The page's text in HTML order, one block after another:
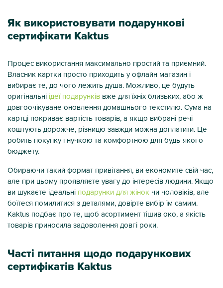
Як використовувати подарункові
сертифікати Kaktus
Процес використання максимально простий та приємний.
Власник картки просто приходить у офлайн магазин і
вибирає те, до чого лежить душа. Можливо, це будуть
оригінальні ідеї подарунків вже для їхніх близьких, або ж
довгоочікуване оновлення домашнього текстилю. Сума на
картці покриває вартість товарів, а якщо вибрані речі
коштують дорожче, різницю завжди можна доплатити. Це
робить покупку гнучкою та комфортною для будь-якого
бюджету.
Обираючи такий формат привітання, ви економите свій час,
але при цьому проявляєте увагу до інтересів людини. Якщо
ви шукаєте ідеальні подарунки для жінок чи чоловіків, але
боїтеся помилитися з деталями, довірте вибір їм самим.
Kaktus подбає про те, щоб асортимент тішив око, а якість
товарів приносила задоволення довгі роки.
Часті питання щодо подарункових
сертифікатів Kaktus